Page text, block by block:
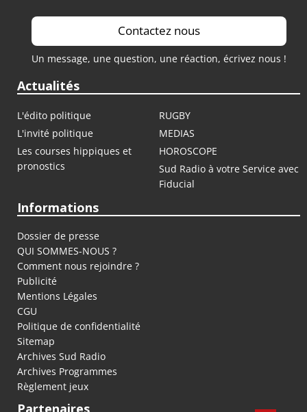
Contactez nous
Un message, une question, une réaction, écrivez nous !
Actualités
L'édito politique
RUGBY
L'invité politique
MEDIAS
Les courses hippiques et
pronostics
HOROSCOPE
Sud Radio à votre Service avec
Fiducial
Informations
Dossier de presse
QUI SOMMES-NOUS ?
Comment nous rejoindre ?
Publicité
Mentions Légales
CGU
Politique de confidentialité
Sitemap
Archives Sud Radio
Archives Programmes
Règlement jeux
Partenaires